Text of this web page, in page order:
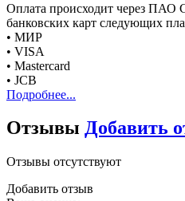
Оплата происходит через
банковских карт следующих
• МИР
• VISA
• Mastercard
• JCB
Подробнее...
Отзывы Добавить
Отзывы отсутствуют
Добавить отзыв